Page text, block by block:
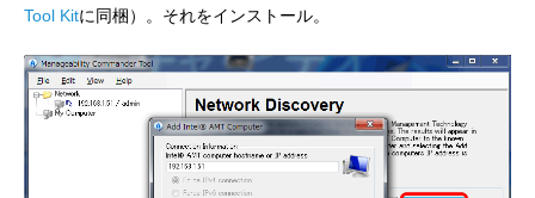
Tool Kitに同梱）。それをインストール。